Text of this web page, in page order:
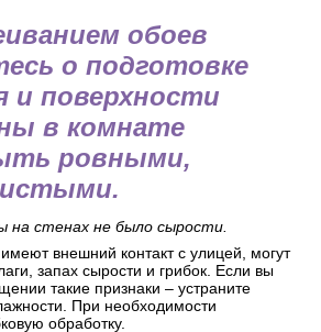
обоев
о подготовке
и поверхности
в комнате
ровными,
на стенах не было сырости.
внешний контакт с улицей, могут
запах сырости и грибок. Если вы
такие признаки – устраните
При необходимости
обработку.